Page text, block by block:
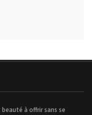
à offrir sans se